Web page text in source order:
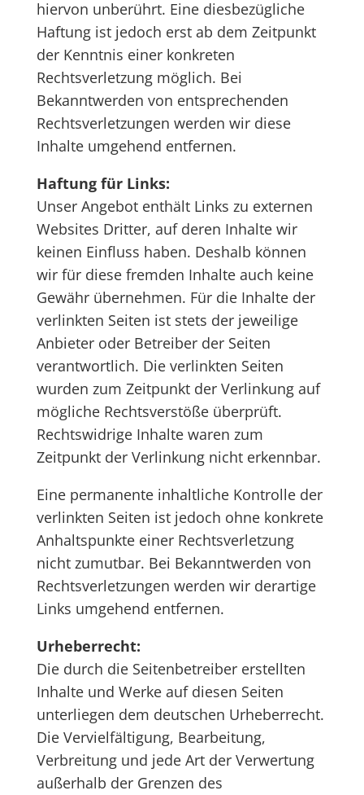
hiervon unberührt. Eine diesbezügliche
Haftung ist jedoch erst ab dem Zeitpunkt
der Kenntnis einer konkreten
Rechtsverletzung möglich. Bei
Bekanntwerden von entsprechenden
Rechtsverletzungen werden wir diese
Inhalte umgehend entfernen.
Haftung für Links:
Unser Angebot enthält Links zu externen
Websites Dritter, auf deren Inhalte wir
keinen Einfluss haben. Deshalb können
wir für diese fremden Inhalte auch keine
Gewähr übernehmen. Für die Inhalte der
verlinkten Seiten ist stets der jeweilige
Anbieter oder Betreiber der Seiten
verantwortlich. Die verlinkten Seiten
wurden zum Zeitpunkt der Verlinkung auf
mögliche Rechtsverstöße überprüft.
Rechtswidrige Inhalte waren zum
Zeitpunkt der Verlinkung nicht erkennbar.
Eine permanente inhaltliche Kontrolle der
verlinkten Seiten ist jedoch ohne konkrete
Anhaltspunkte einer Rechtsverletzung
nicht zumutbar. Bei Bekanntwerden von
Rechtsverletzungen werden wir derartige
Links umgehend entfernen.
Urheberrecht:
Die durch die Seitenbetreiber erstellten
Inhalte und Werke auf diesen Seiten
unterliegen dem deutschen Urheberrecht.
Die Vervielfältigung, Bearbeitung,
Verbreitung und jede Art der Verwertung
außerhalb der Grenzen des